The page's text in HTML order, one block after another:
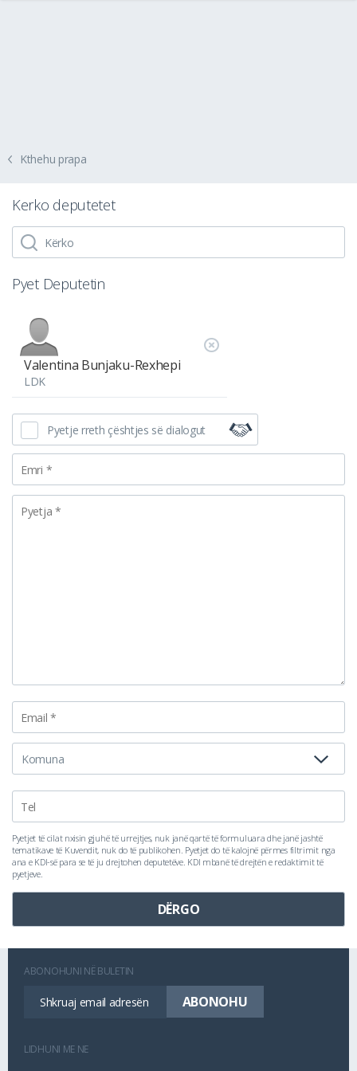
Kthehu prapa
Kerko deputetet
Pyet Deputetin
Valentina Bunjaku-Rexhepi
LDK
Pyetje rreth çështjes së dialogut
Pyetjet të cilat nxisin gjuhë të urrejtjes, nuk janë qartë të formuluara dhe janë jashtë
tematikave të Kuvendit, nuk do të publikohen. Pyetjet do të kalojnë përmes filtrimit nga
ana e KDI-së para se të ju drejtohen deputetëve. KDI mbanë të drejtën e redaktimit të
pyetjeve.
ABONOHUNI NË BULETIN
LIDHUNI ME NE